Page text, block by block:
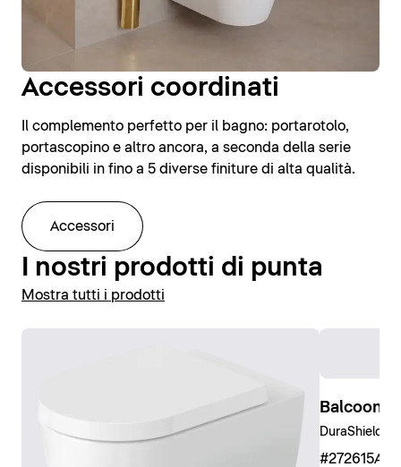
Accessori coordinati
Il complemento perfetto per il bagno: portarotolo,
portascopino e altro ancora, a seconda della serie
disponibili in fino a 5 diverse finiture di alta qualità.
Accessori
I nostri prodotti di punta
Mostra tutti i prodotti
Balcoon
DuraShield,